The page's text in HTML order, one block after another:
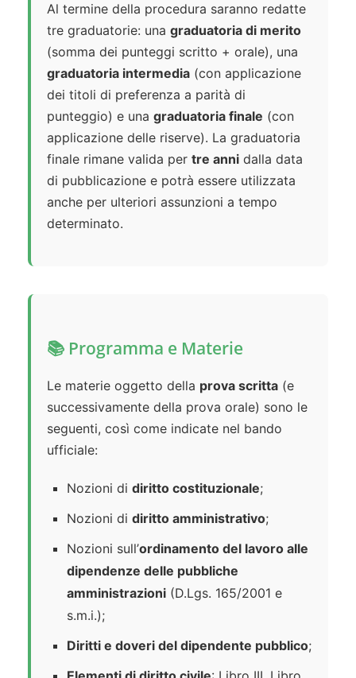
Al termine della procedura saranno redatte
tre graduatorie: una graduatoria di merito
(somma dei punteggi scritto + orale), una
graduatoria intermedia (con applicazione
dei titoli di preferenza a parità di
punteggio) e una graduatoria finale (con
applicazione delle riserve). La graduatoria
finale rimane valida per tre anni dalla data
di pubblicazione e potrà essere utilizzata
anche per ulteriori assunzioni a tempo
determinato.
📚 Programma e Materie
Le materie oggetto della prova scritta (e
successivamente della prova orale) sono le
seguenti, così come indicate nel bando
ufficiale:
Nozioni di diritto costituzionale;
Nozioni di diritto amministrativo;
Nozioni sull’ordinamento del lavoro alle
dipendenze delle pubbliche
amministrazioni (D.Lgs. 165/2001 e
s.m.i.);
Diritti e doveri del dipendente pubblico;